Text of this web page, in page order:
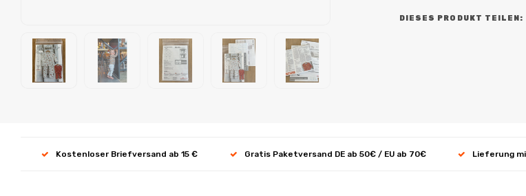
DIESES PRODUKT TEILEN:
Kostenloser Briefversand ab 15 € Gratis Paketversand DE ab 50€ / EU ab 70€ Lieferung